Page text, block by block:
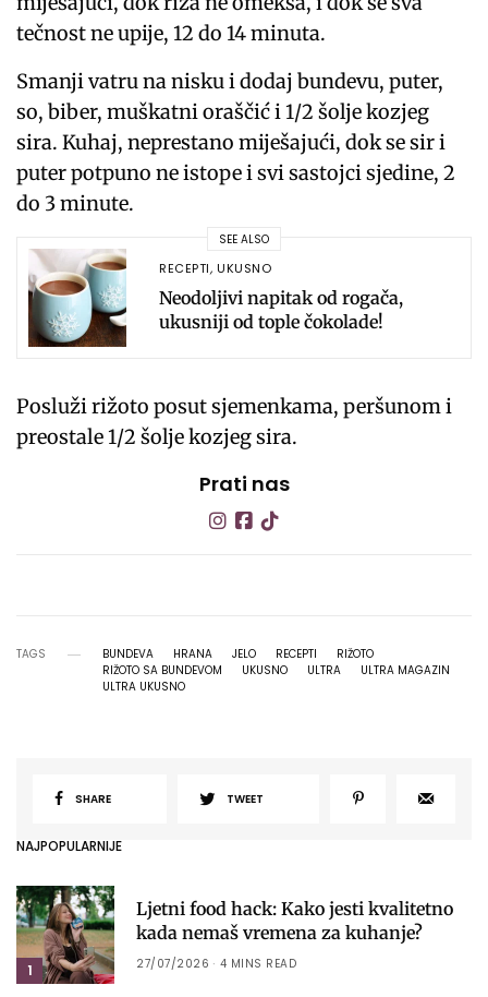
tečnost ne upije, 12 do 14 minuta.
Smanji vatru na nisku i dodaj bundevu, puter,
so, biber, muškatni oraščić i 1/2 šolje kozjeg
sira. Kuhaj, neprestano miješajući, dok se sir i
puter potpuno ne istope i svi sastojci sjedine, 2
do 3 minute.
SEE ALSO
RECEPTI, UKUSNO
Neodoljivi napitak od rogača,
ukusniji od tople čokolade!
Posluži rižoto posut sjemenkama, peršunom i
preostale 1/2 šolje kozjeg sira.
Prati nas
TAGS BUNDEVA HRANA JELO RECEPTI
RIŽOTO
RIŽOTO SA BUNDEVOM
UKUSNO ULTRA
ULTRA MAGAZIN
ULTRA UKUSNO
SHARE TWEET
NAJPOPULARNIJE
1
Ljetni food hack: Kako jesti kvalitetno
kada nemaš vremena za kuhanje?
27/07/2026 4 MINS READ